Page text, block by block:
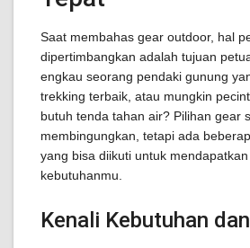
Saat membahas gear outdoor, hal
dipertimbangkan adalah tujuan
engkau seorang pendaki gunung
trekking terbaik, atau mungkin
butuh tenda tahan air? Pilihan gear
membingungkan, tetapi ada
yang bisa diikuti untuk
kebutuhanmu.
Kenali Kebutuhan